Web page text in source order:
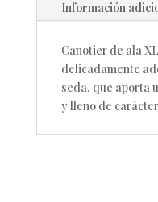
Información
Canotier de ala
delicadamente
seda, que aporta
y lleno de